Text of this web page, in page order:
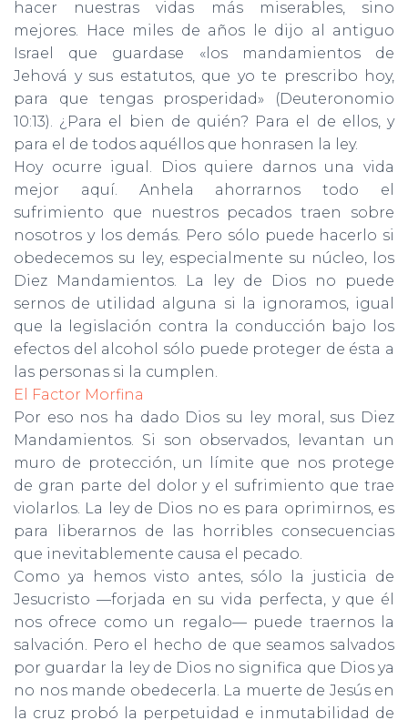
hacer nuestras vidas más mise­rables, sino
mejores. Hace miles de años le dijo al antiguo
Israel que guardase «los mandamientos de
Jehová y sus estatutos, que yo te prescribo hoy,
para que tengas prosperidad» (Deuteronomio
10:13). ¿Para el bien de quién? Para el de ellos, y
para el de todos aquéllos que honrasen la ley.
Hoy ocurre igual. Dios quiere darnos una vida
mejor aquí. Anhela ahorrarnos todo el
sufrimiento que nuestros pecados traen sobre
nosotros y los demás. Pero sólo puede hacerlo si
obedecemos su ley, especialmente su núcleo, los
Diez Mandamientos. La ley de Dios no puede
sernos de utilidad alguna si la ignoramos, igual
que la legislación contra la conducción bajo los
efectos del alcohol sólo puede proteger de ésta a
las personas si la cumplen.
El Factor Morfina
Por eso nos ha dado Dios su ley moral, sus Diez
Mandamientos. Si son observados, levantan un
muro de protección, un límite que nos protege
de gran parte del dolor y el sufrimiento que trae
violar­los. La ley de Dios no es para oprimirnos, es
para liberarnos de las horribles consecuencias
que inevitablemente causa el pecado.
Como ya hemos visto antes, sólo la justicia de
Jesucristo —forjada en su vida perfecta, y que él
nos ofrece como un regalo— puede traer­nos la
salvación. Pero el hecho de que seamos salvados
por guardar la ley de Dios no significa que Dios ya
no nos mande obedecerla. La muerte de Jesús en
la cruz probó la perpetuidad e inmutabilidad de